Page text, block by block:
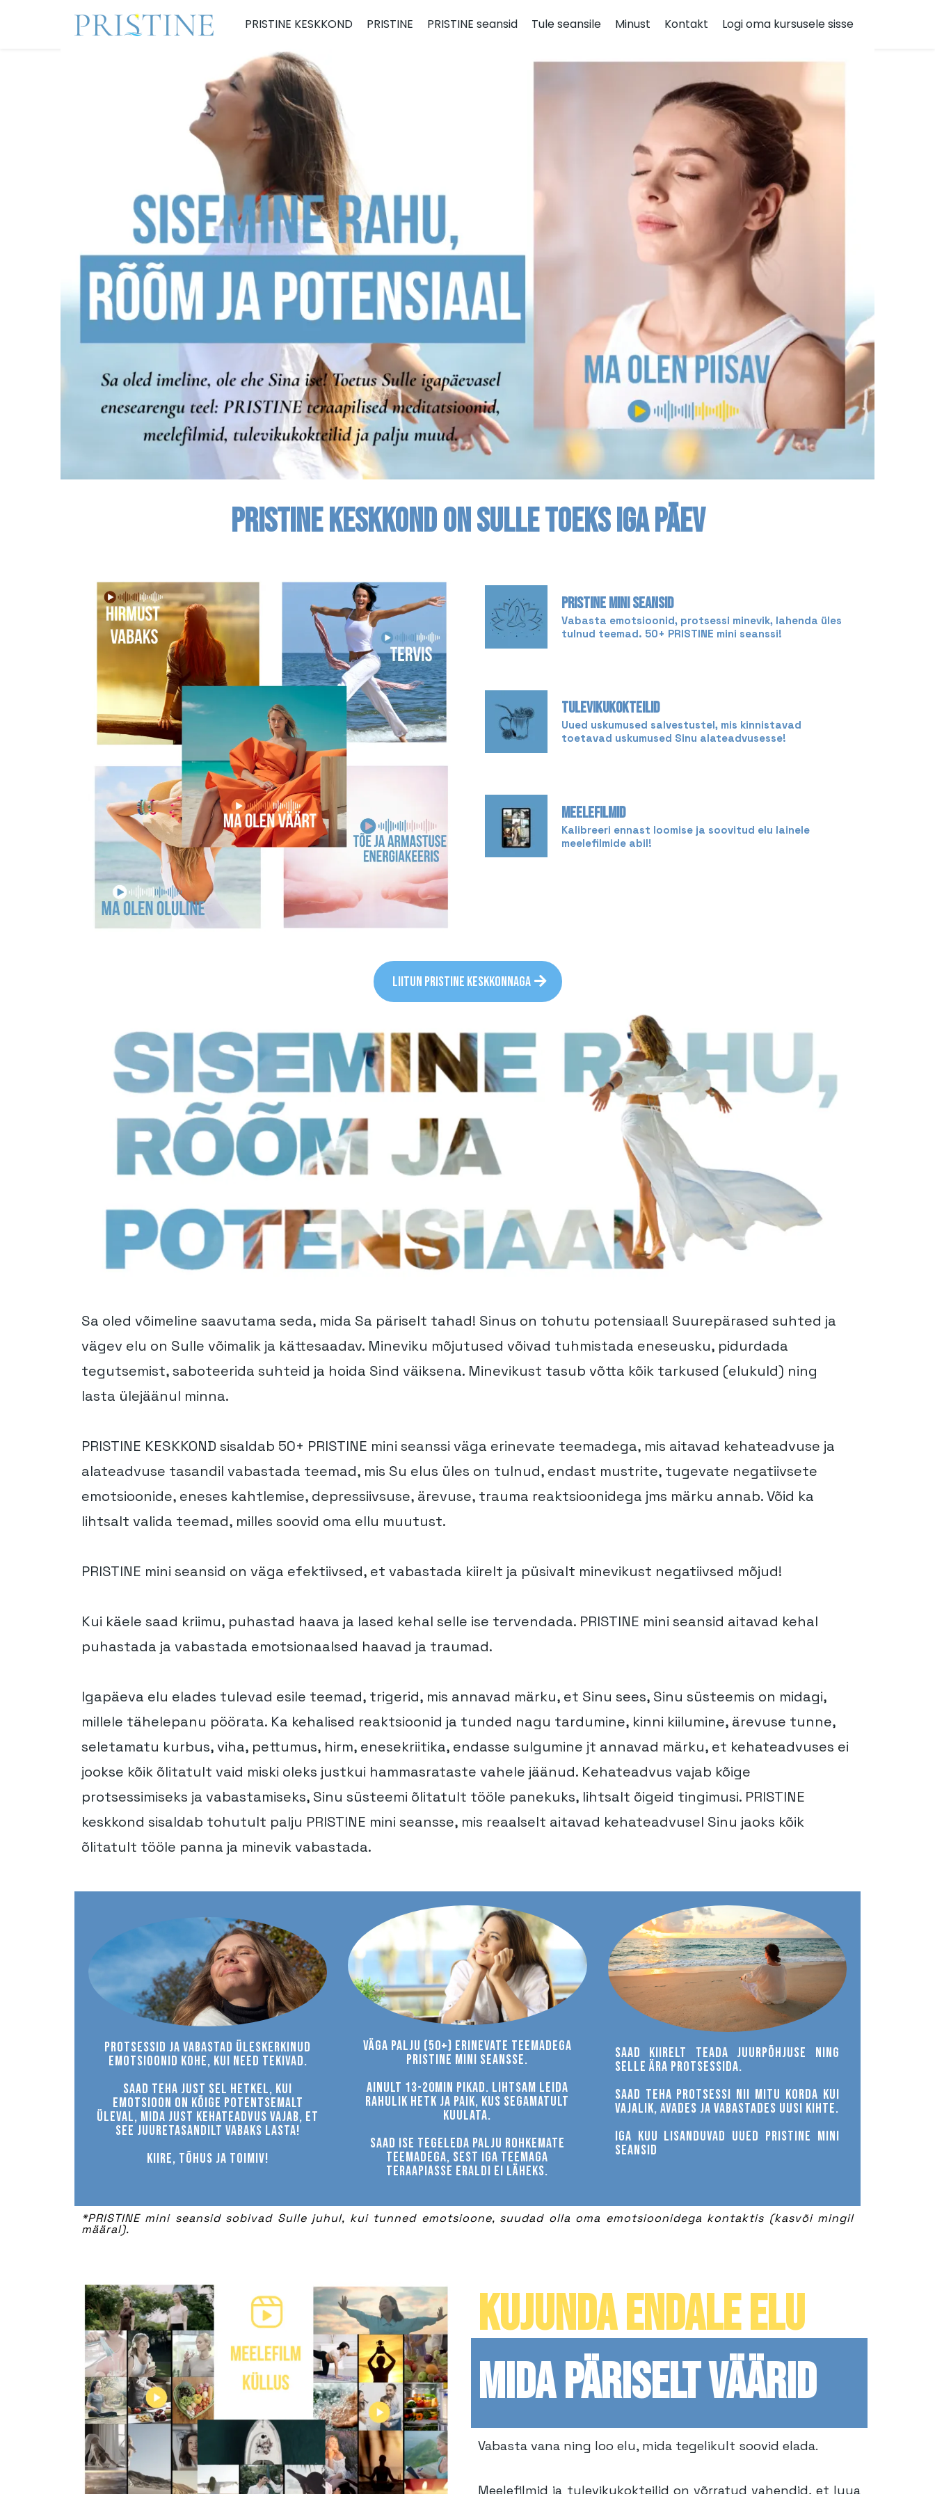
PRISTINE KESKKOND PRISTINE PRISTINE seansid Tule seansile Minust Kontakt Logi oma kursusele sisse
PRISTINE KESKKOND ON SULLE TOEKS IGA PÄEV
PRISTINE MINI SEANSID
Vabasta emotsioonid, protsessi minevik, lahenda üles
tulnud teemad. 50+ PRISTINE mini seanssi!
TULEVIKUKOKTEILID
Uued uskumused salvestustel, mis kinnistavad
toetavad uskumused Sinu alateadvusesse!
MEELEFILMID
Kalibreeri ennast loomise ja soovitud elu lainele
meelefilmide abil!
LIITUN PRISTINE KESKKONNAGA
Sa oled võimeline saavutama seda, mida Sa päriselt tahad! Sinus on tohutu potensiaal! Suurepärased suhted ja
vägev elu on Sulle võimalik ja kättesaadav. Mineviku mõjutused võivad tuhmistada eneseusku, pidurdada
tegutsemist, saboteerida suhteid ja hoida Sind väiksena. Minevikust tasub võtta kõik tarkused (elukuld) ning
lasta ülejäänul minna.
PRISTINE KESKKOND sisaldab 50+ PRISTINE mini seanssi väga erinevate teemadega, mis aitavad kehateadvuse ja
alateadvuse tasandil vabastada teemad, mis Su elus üles on tulnud, endast mustrite, tugevate negatiivsete
emotsioonide, eneses kahtlemise, depressiivsuse, ärevuse, trauma reaktsioonidega jms märku annab. Võid ka
lihtsalt valida teemad, milles soovid oma ellu muutust.
PRISTINE mini seansid on väga efektiivsed, et vabastada kiirelt ja püsivalt minevikust negatiivsed mõjud!
Kui käele saad kriimu, puhastad haava ja lased kehal selle ise tervendada. PRISTINE mini seansid aitavad kehal
puhastada ja vabastada emotsionaalsed haavad ja traumad.
Igapäeva elu elades tulevad esile teemad, trigerid, mis annavad märku, et Sinu sees, Sinu süsteemis on midagi,
millele tähelepanu pöörata. Ka kehalised reaktsioonid ja tunded nagu tardumine, kinni kiilumine, ärevuse tunne,
seletamatu kurbus, viha, pettumus, hirm, enesekriitika, endasse sulgumine jt annavad märku, et kehateadvuses ei
jookse kõik õlitatult vaid miski oleks justkui hammasrataste vahele jäänud. Kehateadvus vajab kõige
protsessimiseks ja vabastamiseks, Sinu süsteemi õlitatult tööle panekuks, lihtsalt õigeid tingimusi. PRISTINE
keskkond sisaldab tohutult palju PRISTINE mini seansse, mis reaalselt aitavad kehateadvusel Sinu jaoks kõik
õlitatult tööle panna ja minevik vabastada.
Protsessid ja vabastad üleskerkinud
emotsioonid kohe, kui need tekivad.
Saad teha just sel hetkel, kui
emotsioon on kõige potentsemalt
üleval, mida just kehateadvus vajab, et
see juuretasandilt vabaks lasta!
KIIRE, TÕHUS JA TOIMIV!
Väga palju (50+) erinevate teemadega
PRISTINE MINI SEANSSE.
Ainult 13-20min pikad. Lihtsam leida
rahulik hetk ja paik, kus segamatult
kuulata.
SAAD ISE TEGELEDA PALJU ROHKEMATE
TEEMADEGA, SEST IGA TEEMAGA
TERAAPIASSE ERALDI EI LÄHEKS.
Saad kiirelt teada juurpõhjuse ning
selle ära protsessida.
Saad teha protsessi nii mitu korda kui
vajalik, AVADES JA VABASTADES uusi kihte.
IGA KUU LISANDUVAD UUED PRISTINE mini
seansid
*PRISTINE mini seansid sobivad Sulle juhul, kui tunned emotsioone, suudad olla oma emotsioonidega kontaktis (kasvõi mingil
määral).
KUJUNDA ENDALE ELU
MIDA PÄRISELT VÄÄRID
Vabasta vana ning loo elu, mida tegelikult soovid elada.
Meelefilmid ja tulevikukokteilid on võrratud vahendid, et luua